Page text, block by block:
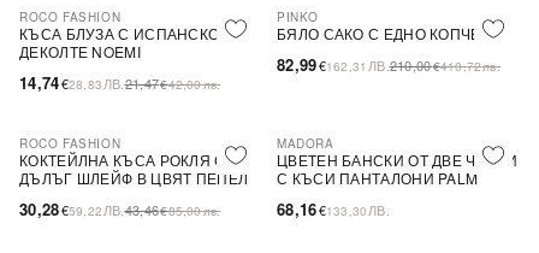
-31%
ROCO FASHION
КЪСА БЛУЗА С ИСПАНСКО
ДЕКОЛТЕ NOEMI
14,74€28,83 ЛВ.21,47€42,00лв.
-60%
PINKO
БЯЛО САКО С ЕДНО КОПЧЕ
82,99€162,31 ЛВ.210,00€410,72лв.
-30%
ROCO FASHION
КОКТЕЙЛНА КЪСА РОКЛЯ С
ДЪЛЪГ ШЛЕЙФ В ЦВЯТ ПЕПЕЛ
30,28€59,22 ЛВ.43,46€85,00лв.
MADORA
ЦВЕТЕН БАНСКИ ОТ ДВЕ ЧАСТИ
С КЪСИ ПАНТАЛОНИ PALM
68,16€133,30 ЛВ.